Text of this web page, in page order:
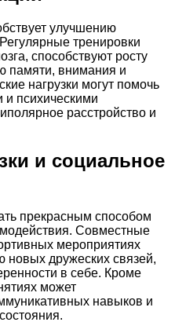
улучшению
тренировки
способствуют росту
памяти, внимания и
нагрузки могут помочь
и психическими
расстройство и
и социальное
прекрасным способом
Совместные
мероприятиях
дружеских связей,
в себе. Кроме
может
навыков и